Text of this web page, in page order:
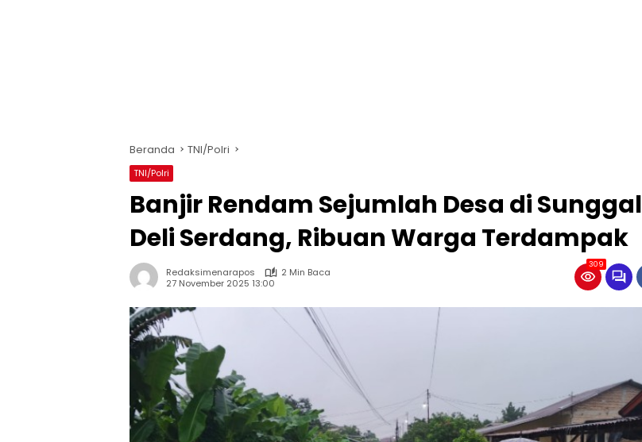
Beranda TNI/Polri
TNI/Polri
Banjir Rendam Sejumlah Desa di Sunggal
Deli Serdang, Ribuan Warga Terdampak
Redaksimenarapos
2 Min Baca
27 November 2025 13:00
309